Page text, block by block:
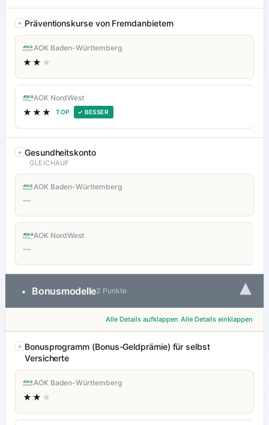
Präventionskurse von Fremdanbietern
AOK Baden-Württemberg
★★ ★
AOK NordWest
★★★ TOP ✓ BESSER
Gesundheitskonto
GLEICHAUF
AOK Baden-Württemberg
—
AOK NordWest
—
• Bonusmodelle2 Punkte ▾
Alle Details aufklappen Alle Details einklappen
Bonusprogramm (Bonus-Geldprämie) für selbst
Versicherte
AOK Baden-Württemberg
★★ ★